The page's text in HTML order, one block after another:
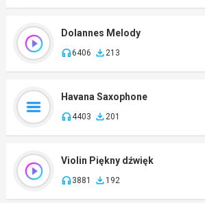
Dolannes Melody
6406 213
Havana Saxophone
4403 201
Violin Piękny dźwięk
3881 192